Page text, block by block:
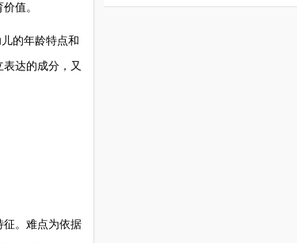
值。
的年龄特点和
达的成分，又
。难点为依据